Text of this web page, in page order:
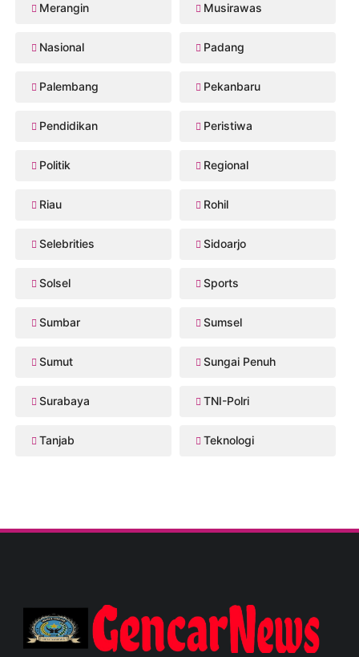
Merangin Musirawas
Nasional Padang
Palembang Pekanbaru
Pendidikan Peristiwa
Politik Regional
Riau Rohil
Selebrities Sidoarjo
Solsel Sports
Sumbar Sumsel
Sumut Sungai Penuh
Surabaya TNI-Polri
Tanjab Teknologi